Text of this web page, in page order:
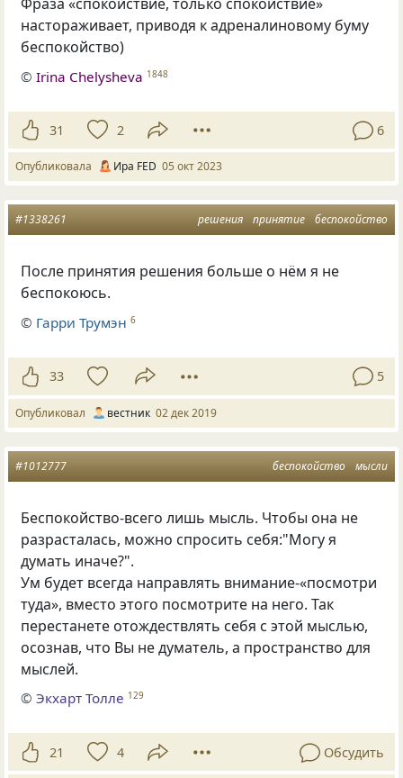
настораживает, приводя к адреналиновому буму
беспокойство)
©Irina Chelysheva 1848
31 2 6
Опубликовала Ира FED 05 окт 2023
решения принятие беспокойство
#1338261
После принятия решения больше о нём я не
беспокоюсь.
© Гарри Трумэн 6
33 5
Опубликовал вестник 02 дек 2019
беспокойство мысли
#1012777
Беспокойство-всего лишь мысль. Чтобы она не
разрасталась, можно спросить себя:"Могу я
думать иначе?".
Ум будет всегда направлять внимание-«посмотри
туда», вместо этого посмотрите на него. Так
перестанете отождествлять себя с этой мыслью,
осознав, что Вы не думатель, а пространство для
мыслей.
©Экхарт Толле 129
21 4 Обсудить